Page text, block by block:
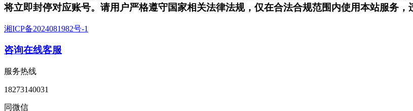
将立即封停对应账号。请用户严格遵守国家相关法律法规，仅在合法合规范围内使用本站服务，
湘ICP备2024081982号-1
咨询在线客服
服务热线
18273140031
同微信